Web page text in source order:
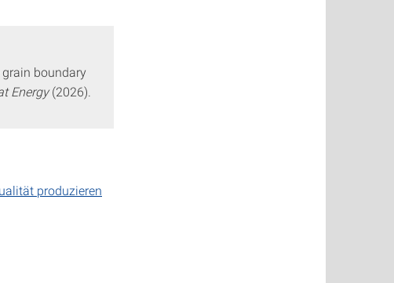
boundary
Energy(2026).
produzieren